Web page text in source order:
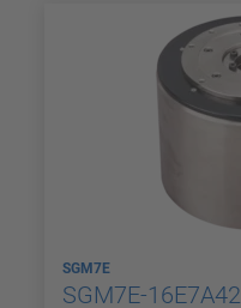
SGM7E
SGM7E-16E7A42